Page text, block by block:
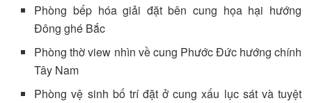
Phòng bếp hóa giải đặt bên cung họa hại hướng
Đông ghé Bắc
Phòng thờ view nhìn về cung Phước Đức hướng chính
Tây Nam
Phòng vệ sinh bố trí đặt ở cung xấu lục sát và tuyệt